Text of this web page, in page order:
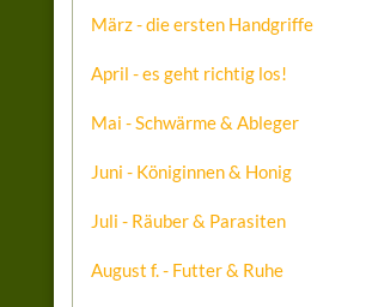
März - die ersten Handgriffe
April - es geht richtig los!
Mai - Schwärme & Ableger
Juni - Königinnen & Honig
Juli - Räuber & Parasiten
August f. - Futter & Ruhe